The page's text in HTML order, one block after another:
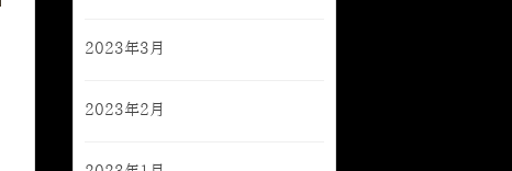
2023年3月
2023年2月